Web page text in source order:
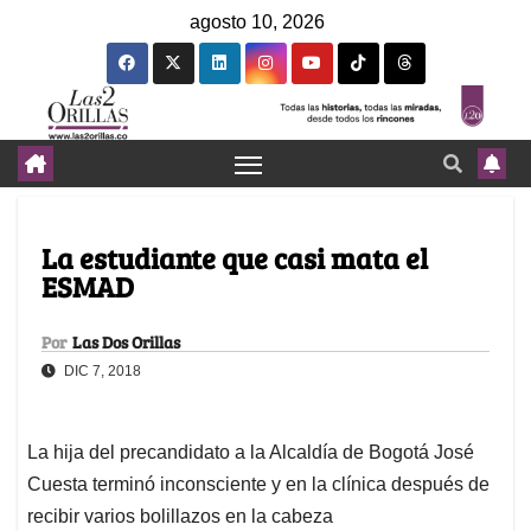
agosto 10, 2026
La estudiante que casi mata el
ESMAD
Por Las Dos Orillas
DIC 7, 2018
La hija del precandidato a la Alcaldía de Bogotá José
Cuesta terminó inconsciente y en la clínica después de
recibir varios bolillazos en la cabeza